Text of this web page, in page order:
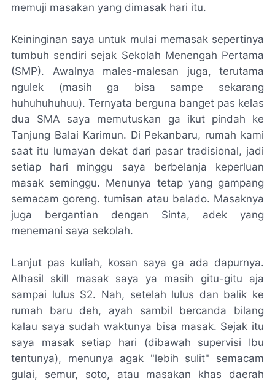
memuji masakan yang dimasak hari itu.
Keininginan saya untuk mulai memasak sepertinya
tumbuh sendiri sejak Sekolah Menengah Pertama
(SMP). Awalnya males-malesan juga, terutama
ngulek (masih ga bisa sampe sekarang
huhuhuhuhuu). Ternyata berguna banget pas kelas
dua SMA saya memutuskan ga ikut pindah ke
Tanjung Balai Karimun. Di Pekanbaru, rumah kami
saat itu lumayan dekat dari pasar tradisional, jadi
setiap hari minggu saya berbelanja keperluan
masak seminggu. Menunya tetap yang gampang
semacam goreng. tumisan atau balado. Masaknya
juga bergantian dengan Sinta, adek yang
menemani saya sekolah.
Lanjut pas kuliah, kosan saya ga ada dapurnya.
Alhasil skill masak saya ya masih gitu-gitu aja
sampai lulus S2. Nah, setelah lulus dan balik ke
rumah baru deh, ayah sambil bercanda bilang
kalau saya sudah waktunya bisa masak. Sejak itu
saya masak setiap hari (dibawah supervisi Ibu
tentunya), menunya agak "lebih sulit" semacam
gulai, semur, soto, atau masakan khas daerah